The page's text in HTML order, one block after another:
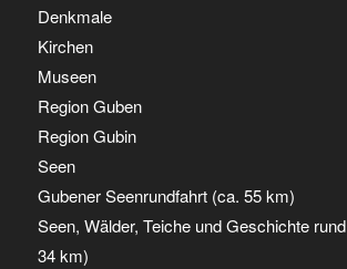
Denkmale
Kirchen
Museen
Region Guben
Region Gubin
Seen
Gubener Seenrundfahrt (ca. 55 km)
Seen, Wälder, Teiche und Geschichte
34 km)